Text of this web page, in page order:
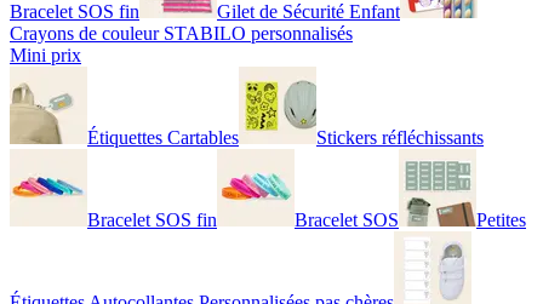
Bracelet SOS fin
Gilet de Sécurité Enfant
Crayons de couleur STABILO personnalisés
Mini prix
Étiquettes Cartables Stickers réfléchissants
Bracelet SOS fin Bracelet SOS Petites